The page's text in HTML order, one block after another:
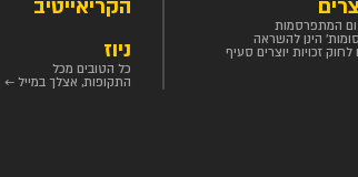
המתפרסמות
הינן להשראה
זכויות יוצרים סעיף
הקריאייטיב
ניוז
כל הטובים מכל
התקופות, אצלך במייל ←